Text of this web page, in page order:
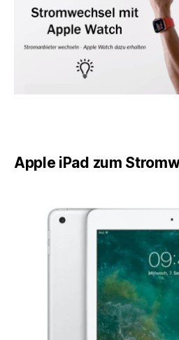
Apple iPad zum